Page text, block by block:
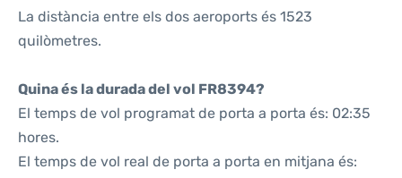
La distància entre els dos aeroports és 1523
quilòmetres.
Quina és la durada del vol FR8394?
El temps de vol programat de porta a porta és: 02:35
hores.
El temps de vol real de porta a porta en mitjana és: